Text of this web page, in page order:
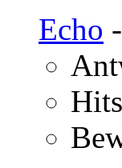
Echo